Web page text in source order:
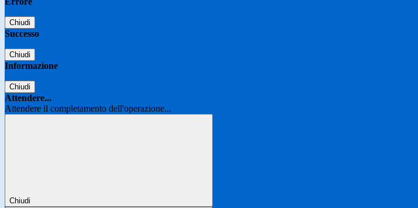
Chiudi
Successo
Chiudi
Informazione
Chiudi
Attendere...
Attendere il completamento dell'operazione...
Chiudi